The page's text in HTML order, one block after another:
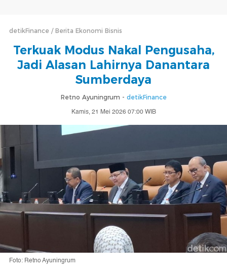
detikFinance Berita Ekonomi Bisnis
Terkuak Modus Nakal Pengusaha,
Jadi Alasan Lahirnya Danantara
Sumberdaya
Retno Ayuningrum - detikFinance
Kamis, 21 Mei 2026 07:00 WIB
Foto: Retno Ayuningrum